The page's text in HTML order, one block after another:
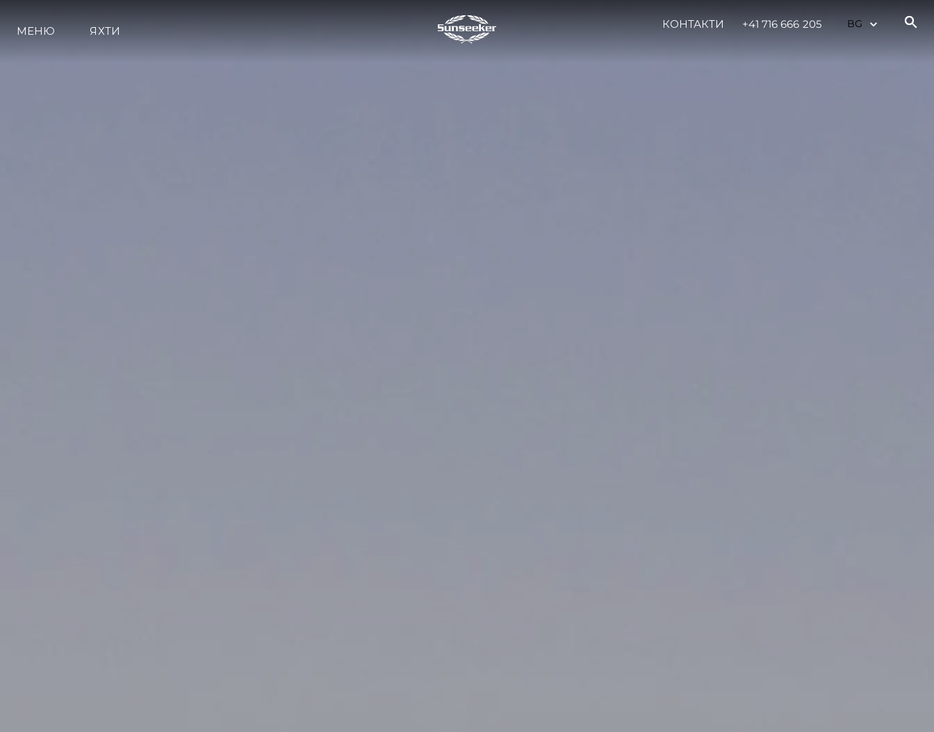
МЕНЮ ЯХТИ
КОНТАКТИ +41 716 666 205